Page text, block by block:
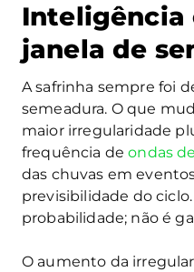
Inteligência
janela de
A safrinha sempre foi
semeadura. O que
maior irregularidade
frequência deondas
das chuvas em
previsibilidade do
probabilidade; não é
O aumento da